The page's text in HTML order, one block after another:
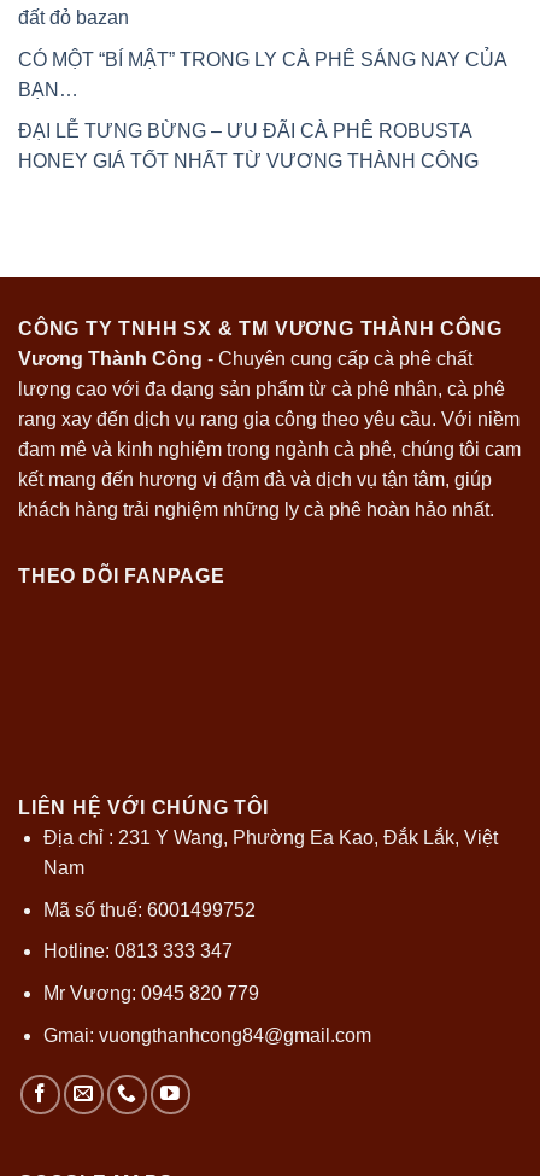
đất đỏ bazan
CÓ MỘT “BÍ MẬT” TRONG LY CÀ PHÊ SÁNG NAY CỦA
BẠN…
ĐẠI LỄ TƯNG BỪNG – ƯU ĐÃI CÀ PHÊ ROBUSTA
HONEY GIÁ TỐT NHẤT TỪ VƯƠNG THÀNH CÔNG
CÔNG TY TNHH SX & TM VƯƠNG THÀNH CÔNG
Vương Thành Công - Chuyên cung cấp cà phê chất
lượng cao với đa dạng sản phẩm từ cà phê nhân, cà phê
rang xay đến dịch vụ rang gia công theo yêu cầu. Với niềm
đam mê và kinh nghiệm trong ngành cà phê, chúng tôi cam
kết mang đến hương vị đậm đà và dịch vụ tận tâm, giúp
khách hàng trải nghiệm những ly cà phê hoàn hảo nhất.
THEO DÕI FANPAGE
LIÊN HỆ VỚI CHÚNG TÔI
Địa chỉ : 231 Y Wang, Phường Ea Kao, Đắk Lắk, Việt
Nam
Mã số thuế: 6001499752
Hotline: 0813 333 347
Mr Vương: 0945 820 779
Gmai: vuongthanhcong84@gmail.com